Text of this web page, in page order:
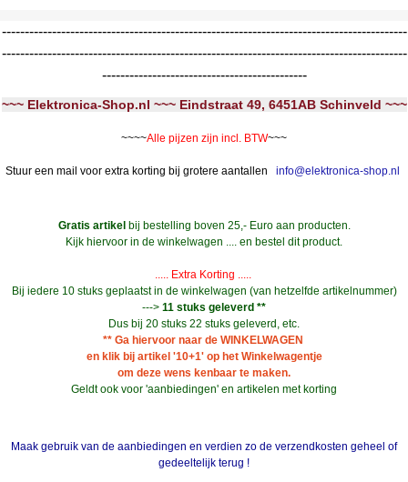
-----------------------------------------------------------------------------------------
-----------------------------------------------------------------------------------------
---------------------------------------------
~~~ Elektronica-Shop.nl ~~~ Eindstraat 49, 6451AB Schinveld ~~~
~~~~Alle pijzen zijn incl. BTW~~~
Stuur een mail voor extra korting bij grotere aantallen info@elektronica-shop.nl
Gratis artikel bij bestelling boven 25,- Euro aan producten.
Kijk hiervoor in de winkelwagen .... en bestel dit product.
..... Extra Korting .....
Bij iedere 10 stuks geplaatst in de winkelwagen (van hetzelfde artikelnummer)
---> 11 stuks geleverd **
Dus bij 20 stuks 22 stuks geleverd, etc.
** Ga hiervoor naar de WINKELWAGEN
en klik bij artikel '10+1' op het Winkelwagentje
om deze wens kenbaar te maken.
Geldt ook voor 'aanbiedingen' en artikelen met korting
Maak gebruik van de aanbiedingen en verdien zo de verzendkosten geheel of
gedeeltelijk terug !